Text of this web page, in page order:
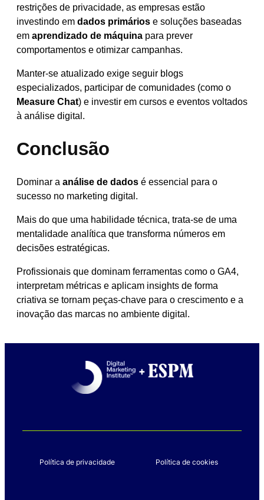
restrições de privacidade, as empresas estão
investindo em dados primários e soluções baseadas
em aprendizado de máquina para prever
comportamentos e otimizar campanhas.
Manter-se atualizado exige seguir blogs
especializados, participar de comunidades (como o
Measure Chat) e investir em cursos e eventos voltados
à análise digital.
Conclusão
Dominar a análise de dados é essencial para o
sucesso no marketing digital.
Mais do que uma habilidade técnica, trata-se de uma
mentalidade analítica que transforma números em
decisões estratégicas.
Profissionais que dominam ferramentas como o GA4,
interpretam métricas e aplicam insights de forma
criativa se tornam peças-chave para o crescimento e a
inovação das marcas no ambiente digital.
Política de privacidade Política de cookies